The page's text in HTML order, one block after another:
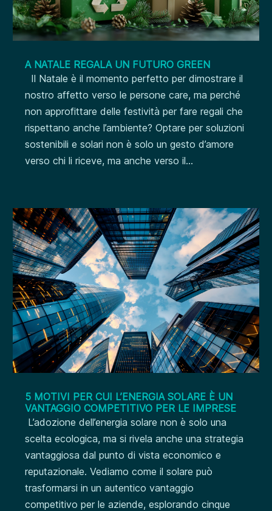
A NATALE REGALA UN FUTURO GREEN
Il Natale è il momento perfetto per dimostrare il
nostro affetto verso le persone care, ma perché
non approfittare delle festività per fare regali che
rispettano anche l’ambiente? Optare per soluzioni
sostenibili e solari non è solo un gesto d’amore
verso chi li riceve, ma anche verso il...
5 MOTIVI PER CUI L’ENERGIA SOLARE È UN
VANTAGGIO COMPETITIVO PER LE IMPRESE
L’adozione dell’energia solare non è solo una
scelta ecologica, ma si rivela anche una strategia
vantaggiosa dal punto di vista economico e
reputazionale. Vediamo come il solare può
trasformarsi in un autentico vantaggio
competitivo per le aziende, esplorando cinque